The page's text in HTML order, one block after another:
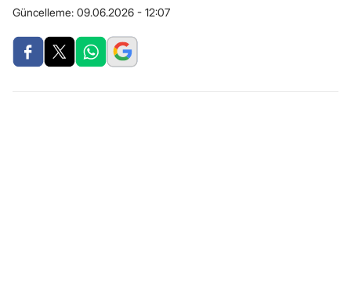
Güncelleme: 09.06.2026 - 12:07